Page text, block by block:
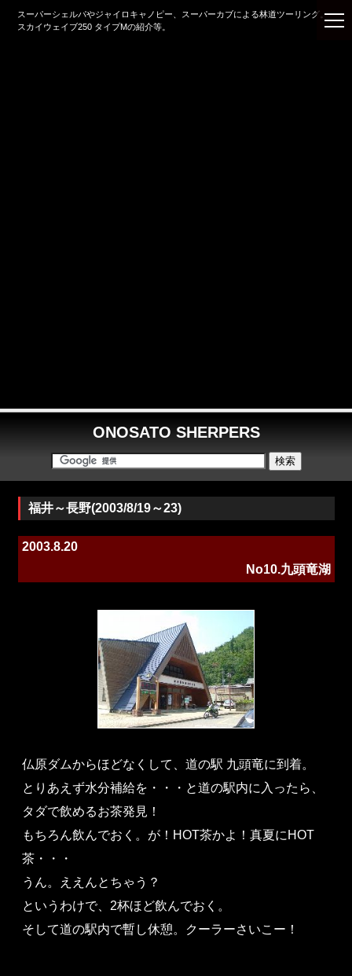
スーパーシェルパやジャイロキャノピー、スーパーカブによる林道ツーリング。
スカイウェイブ250 タイプMの紹介等。
ONOSATO SHERPERS
福井～長野(2003/8/19～23)
2003.8.20
No10.九頭竜湖
仏原ダムからほどなくして、道の駅 九頭竜に到着。
とりあえず水分補給を・・・と道の駅内に入ったら、
タダで飲めるお茶発見！
もちろん飲んでおく。が！HOT茶かよ！真夏にHOT
茶・・・
うん。ええんとちゃう？
というわけで、2杯ほど飲んでおく。
そして道の駅内で暫し休憩。クーラーさいこー！